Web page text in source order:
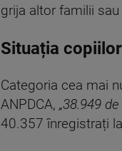
grija altor familii
Situația
Categoria cea mai
ANPDCA, „38.949
40.357 înregistrați